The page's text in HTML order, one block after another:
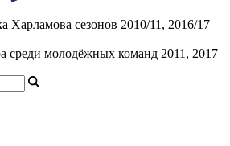
Харламова сезонов 2010/11, 2016/17
среди молодёжных команд 2011, 2017